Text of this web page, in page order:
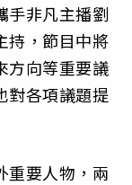
手非凡主播劉
持，節目中將
方向等重要議
對各項議題提
重要人物，兩